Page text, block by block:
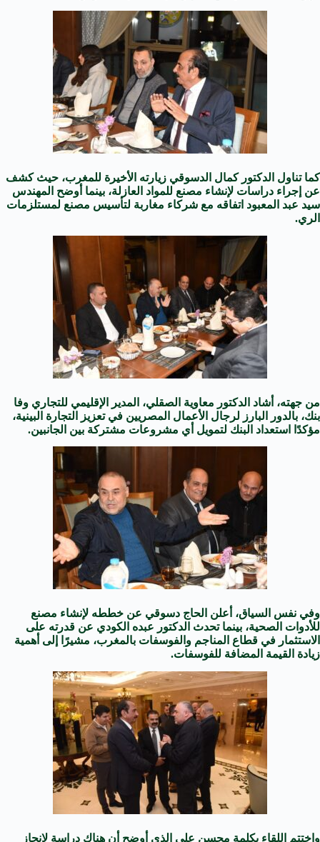
كما تناول الدكتور كمال الدسوقي زيارته الأخيرة للمغرب، حيث كشف
عن إجراء دراسات لإنشاء مصنع للمواد العازلة، بينما أوضح المهندس
سيد عبد المعبود اتفاقه مع شركاء مغاربة لتأسيس مصنع لمستلزمات
الري.
من جهته، أشاد الدكتور معاوية الصقلي، المدير الإقليمي للتجاري وفا
بنك، بالدور البارز لرجال الأعمال المصريين في تعزيز التجارة البينية،
مؤكدًا استعداد البنك لتمويل أي مشروعات مشتركة بين الجانبين.
وفي نفس السياق، أعلن الحاج دسوقي عن خططه لإنشاء مصنع
للأدوات الصحية، بينما تحدث الدكتور عبده الكودي عن قدرته على
الاستثمار في قطاع المناجم والفوسفات بالمغرب، مشيرًا إلى أهمية
زيادة القيمة المضافة للفوسفات.
واختتم اللقاء بكلمة محسن علي الذي أوضح أن هناك دراسة لانجاز